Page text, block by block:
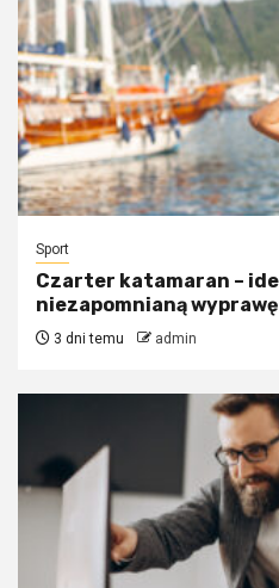
Sport
Czarter katamaran –
niezapomnianą
3 dni temu admin